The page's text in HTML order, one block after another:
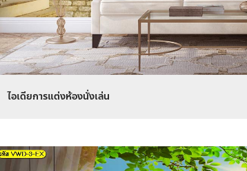
ไอเดียการแต่งห้องนั่งเล่น